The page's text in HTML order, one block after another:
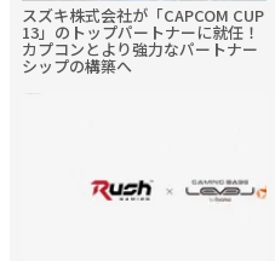
スズキ株式会社が「CAPCOM CUP
13」のトップパートナーに就任！
カプコンとより強力なパートナー
シップの構築へ